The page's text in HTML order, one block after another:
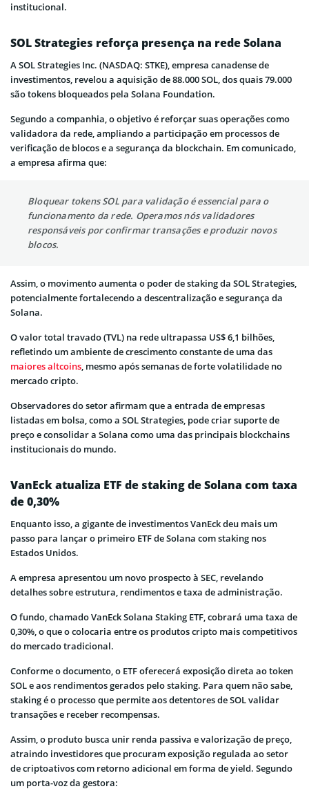
institucional.
SOL Strategies reforça presença na rede Solana
A SOL Strategies Inc. (NASDAQ: STKE), empresa canadense de
investimentos, revelou a aquisição de 88.000 SOL, dos quais 79.000
são tokens bloqueados pela Solana Foundation.
Segundo a companhia, o objetivo é reforçar suas operações como
validadora da rede, ampliando a participação em processos de
verificação de blocos e a segurança da blockchain. Em comunicado,
a empresa afirma que:
Bloquear tokens SOL para validação é essencial para o
funcionamento da rede. Operamos nós validadores
responsáveis por confirmar transações e produzir novos
blocos.
Assim, o movimento aumenta o poder de staking da SOL Strategies,
potencialmente fortalecendo a descentralização e segurança da
Solana.
O valor total travado (TVL) na rede ultrapassa US$ 6,1 bilhões,
refletindo um ambiente de crescimento constante de uma das
maiores altcoins, mesmo após semanas de forte volatilidade no
mercado cripto.
Observadores do setor afirmam que a entrada de empresas
listadas em bolsa, como a SOL Strategies, pode criar suporte de
preço e consolidar a Solana como uma das principais blockchains
institucionais do mundo.
VanEck atualiza ETF de staking de Solana com taxa
de 0,30%
Enquanto isso, a gigante de investimentos VanEck deu mais um
passo para lançar o primeiro ETF de Solana com staking nos
Estados Unidos.
A empresa apresentou um novo prospecto à SEC, revelando
detalhes sobre estrutura, rendimentos e taxa de administração.
O fundo, chamado VanEck Solana Staking ETF, cobrará uma taxa de
0,30%, o que o colocaria entre os produtos cripto mais competitivos
do mercado tradicional.
Conforme o documento, o ETF oferecerá exposição direta ao token
SOL e aos rendimentos gerados pelo staking. Para quem não sabe,
staking é o processo que permite aos detentores de SOL validar
transações e receber recompensas.
Assim, o produto busca unir renda passiva e valorização de preço,
atraindo investidores que procuram exposição regulada ao setor
de criptoativos com retorno adicional em forma de yield. Segundo
um porta-voz da gestora: